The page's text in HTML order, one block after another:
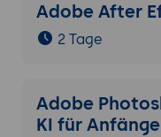
Adobe After
2 Tage
Adobe
KI für